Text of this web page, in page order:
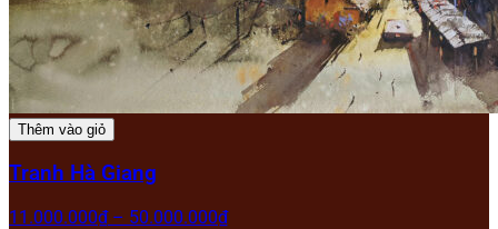
Thêm vào giỏ
Tranh Hà Giang
11.000.000₫ – 50.000.000₫